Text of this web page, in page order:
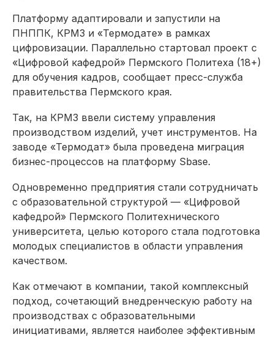
Платформу адаптировали и запустили на
ПНППК, КРМЗ и «Термодате» в рамках
цифровизации. Параллельно стартовал проект с
«Цифровой кафедрой» Пермского Политеха (18+)
для обучения кадров, сообщает пресс-служба
правительства Пермского края.
Так, на КРМЗ ввели систему управления
производством изделий, учет инструментов. На
заводе «Термодат» была проведена миграция
бизнес-процессов на платформу Sbase.
Одновременно предприятия стали сотрудничать
с образовательной структурой — «Цифровой
кафедрой» Пермского Политехнического
университета, целью которого стала подготовка
молодых специалистов в области управления
качеством.
Как отмечают в компании, такой комплексный
подход, сочетающий внедренческую работу на
производствах с образовательными
инициативами, является наиболее эффективным